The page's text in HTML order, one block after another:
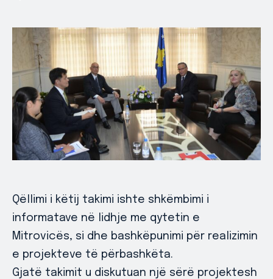
Qëllimi i këtij takimi ishte shkëmbimi i
informatave në lidhje me qytetin e
Mitrovicës, si dhe bashkëpunimi për realizimin
e projekteve të përbashkëta.
Gjatë takimit u diskutuan një sërë projektesh